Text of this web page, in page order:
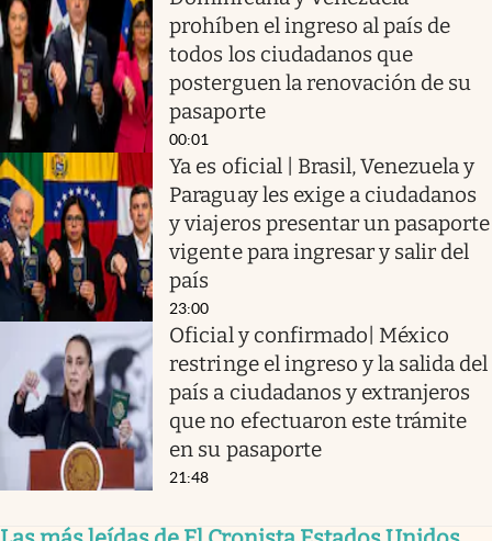
prohíben el ingreso al país de
todos los ciudadanos que
posterguen la renovación de su
pasaporte
00:01
Ya es oficial | Brasil, Venezuela y
Paraguay les exige a ciudadanos
y viajeros presentar un pasaporte
vigente para ingresar y salir del
país
23:00
Oficial y confirmado| México
restringe el ingreso y la salida del
país a ciudadanos y extranjeros
que no efectuaron este trámite
en su pasaporte
21:48